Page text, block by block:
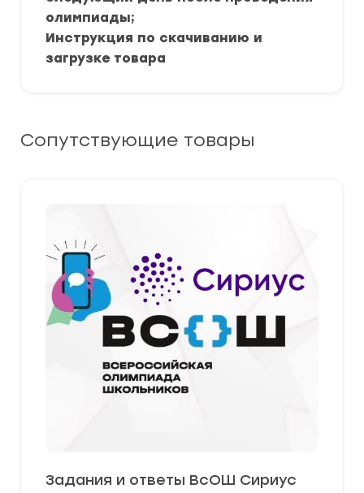
олимпиады;
Инструкция по скачиванию и
загрузке товара
Сопутствующие товары
Задания и ответы ВсОШ Сириус